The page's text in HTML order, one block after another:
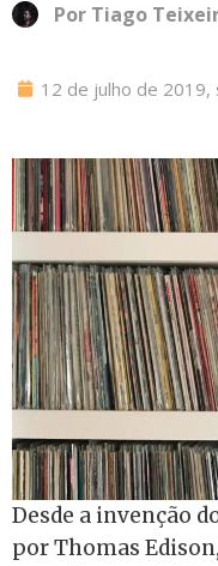
Por Tiago
12 de julho de
Desde a invenção
por Thomas